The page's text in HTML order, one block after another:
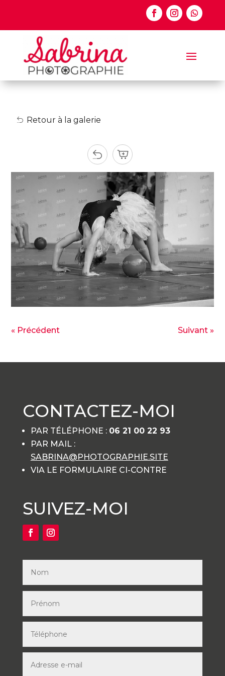
Retour à la galerie
« Précédent Suivant »
CONTACTEZ-MOI
PAR TÉLÉPHONE : 06 21 00 22 93
PAR MAIL :
SABRINA@PHOTOGRAPHIE.SITE
VIA LE FORMULAIRE CI-CONTRE
SUIVEZ-MOI